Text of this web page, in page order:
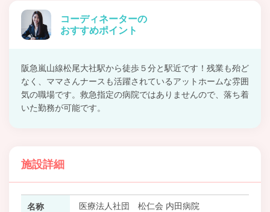
コーディネーターの
おすすめポイント
阪急嵐山線松尾大社駅から徒歩５分と駅近です！残業も殆ど
なく、ママさんナースも活躍されているアットホームな雰囲
気の職場です。救急指定の病院ではありませんので、落ち着
いた勤務が可能です。
施設詳細
名称 医療法人社団 松仁会 内田病院